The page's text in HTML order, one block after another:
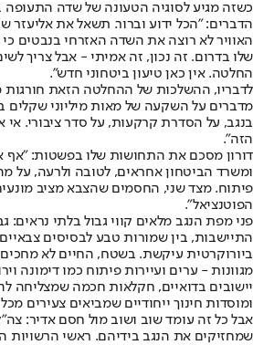
כשזה מגיע לסוגיה הטעונה של שדה התעופה
הדברים: "הכל ידוע וברור. תשאל את אליעזר
האוויר לא רוצה את השדה האזרחי בנבטים
שלו בדרום. זה נכון, זה אמיתי - אבל צריך
החלטה. אין כאן טיעון ביטחוני חדש".
לדבריו, ההשלכות של ההחלטה הזאת חורגות
מדברים על השקעה של מאות מיליוני שקלים
בנגב, על הסדרת קרקעות, על סדר ציבורי. אי
הזה".
דורון מסכם את התחושות שלו בפשטות: "אף
ומשרד הביטחון אחראים, לטובה ולרעה, על
פיתוח. מצד שני, החסמים שהצבא מציב
הפוטנציאל".
פני מפת הנגב מלאים קווי גבול בלתי נראים:
התיישבות, בין שמורות טבע לבסיסים
ביורוקרטית עיקשת. בשטח, החיים לא
מגוונות - ערים ועיירות פיתוח כמו דימונה
יישובים בדואיים, חקלאות חכמה שמצליחה
ומוסדות חינוך ייחודיים שמביאים צעירים
אבל כל זה עומד שוב ושוב מול חסם אדיר:
שמחזיקים את הנגב בידיהם. ראשי הרשויות